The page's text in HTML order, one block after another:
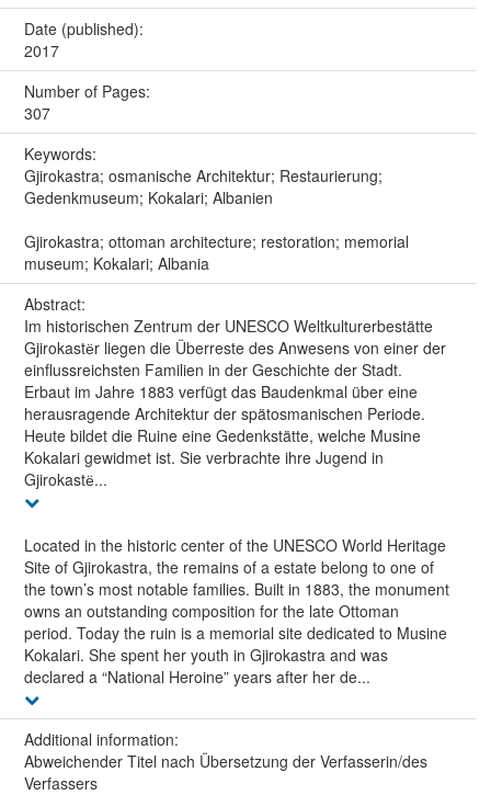
Date (published):
2017
Number of Pages:
307
Keywords:
Gjirokastra; osmanische Architektur; Restaurierung;
Gedenkmuseum; Kokalari; Albanien
Gjirokastra; ottoman architecture; restoration; memorial
museum; Kokalari; Albania
Abstract:
Im historischen Zentrum der UNESCO Weltkulturerbestätte
Gjirokastёr liegen die Überreste des Anwesens von einer der
einflussreichsten Familien in der Geschichte der Stadt.
Erbaut im Jahre 1883 verfügt das Baudenkmal über eine
herausragende Architektur der spätosmanischen Periode.
Heute bildet die Ruine eine Gedenkstätte, welche Musine
Kokalari gewidmet ist. Sie verbrachte ihre Jugend in
Gjirokastё...
Located in the historic center of the UNESCO World Heritage
Site of Gjirokastra, the remains of a estate belong to one of
the town’s most notable families. Built in 1883, the monument
owns an outstanding composition for the late Ottoman
period. Today the ruin is a memorial site dedicated to Musine
Kokalari. She spent her youth in Gjirokastra and was
declared a “National Heroine” years after her de...
Additional information:
Abweichender Titel nach Übersetzung der Verfasserin/des
Verfassers